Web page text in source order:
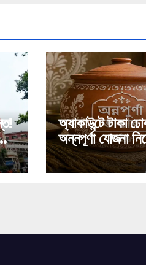
অ্যাকাউন্টে টাকা
অন্নপূর্ণা যোজনা
দিলেন মুখ্যমন্ত্রী